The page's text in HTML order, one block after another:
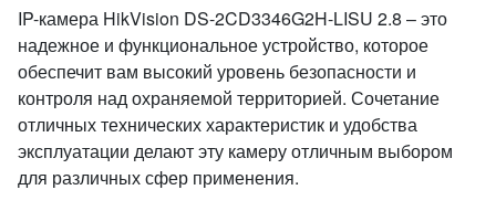
IP-камера HikVision DS-2CD3346G2H-LISU 2.8 – это
надежное и функциональное устройство, которое
обеспечит вам высокий уровень безопасности и
контроля над охраняемой территорией. Сочетание
отличных технических характеристик и удобства
эксплуатации делают эту камеру отличным выбором
для различных сфер применения.